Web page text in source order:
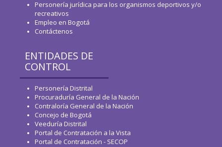
Personería jurídica para los organismos deportivos y/o
recreativos
Empleo en Bogotá
Contáctenos
ENTIDADES DE
CONTROL
Personería Distrital
Procuraduría General de la Nación
Contraloría General de la Nación
Concejo de Bogotá
Veeduría Distrital
Portal de Contratación a la Vista
Portal de Contratación - SECOP